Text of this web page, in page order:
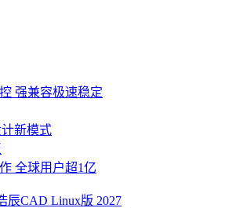
强兼容极速稳定
新模式
全球用户超1亿
辰CAD Linux版 2027